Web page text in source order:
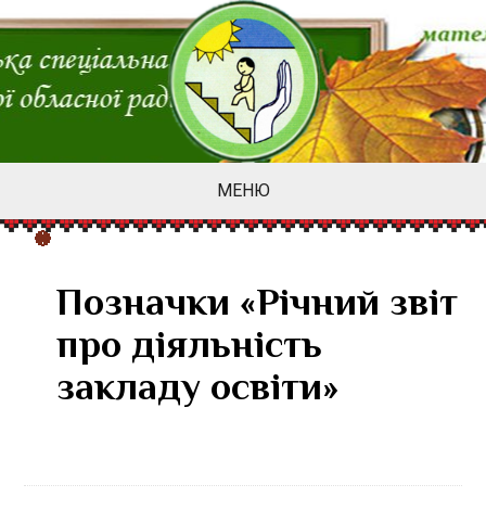
МЕНЮ
Позначки «Річний звіт
про діяльність
закладу освіти»